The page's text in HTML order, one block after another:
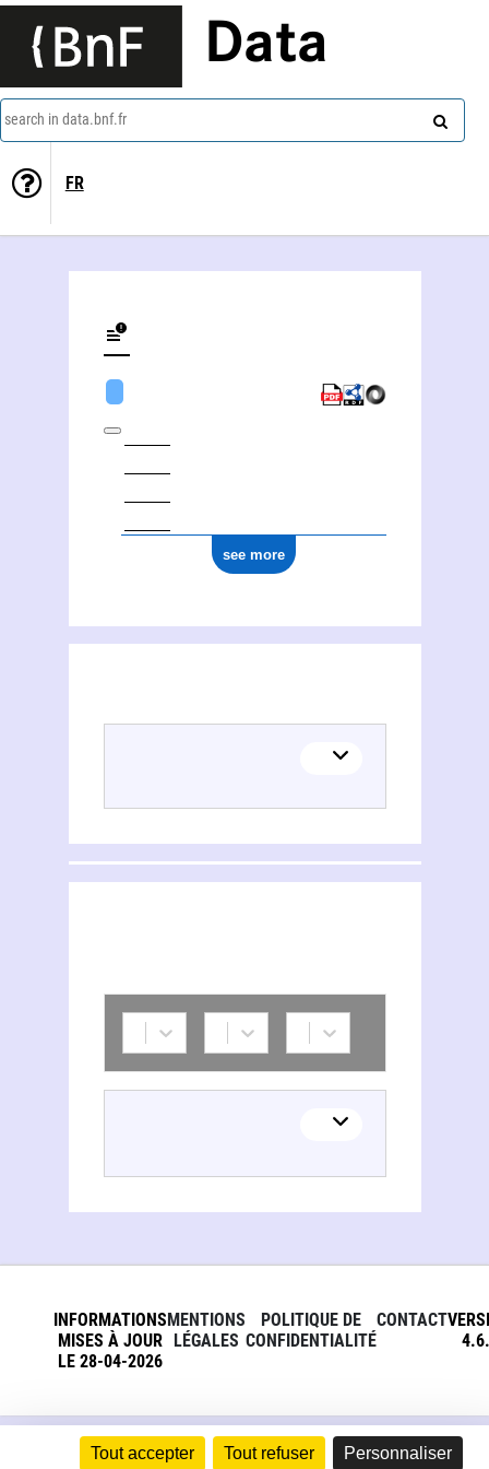
Tout accepter Tout refuser Personnaliser
Data
search in data.bnf.fr
FR
see more
INFORMATIONS
MISES À JOUR
LE 28-04-2026
MENTIONS
LÉGALES
POLITIQUE DE
CONFIDENTIALITÉ
CONTACT